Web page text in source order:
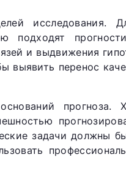
исследования.
подходят
и выдвижения
выявить перенос
прогноза.
задачи должны